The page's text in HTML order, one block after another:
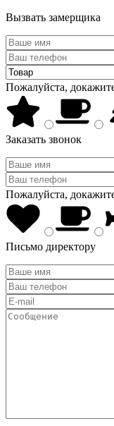
Вызвать замерщика
Пожалуйста,
Заказать звонок
Пожалуйста,
Письмо директору